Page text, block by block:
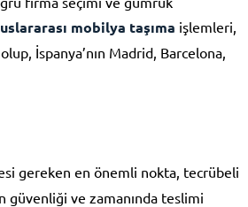
mobilya taşıma işlemleri,
İspanya’nın Madrid, Barcelona,
gereken en önemli nokta, tecrübeli
güvenliği ve zamanında teslimi